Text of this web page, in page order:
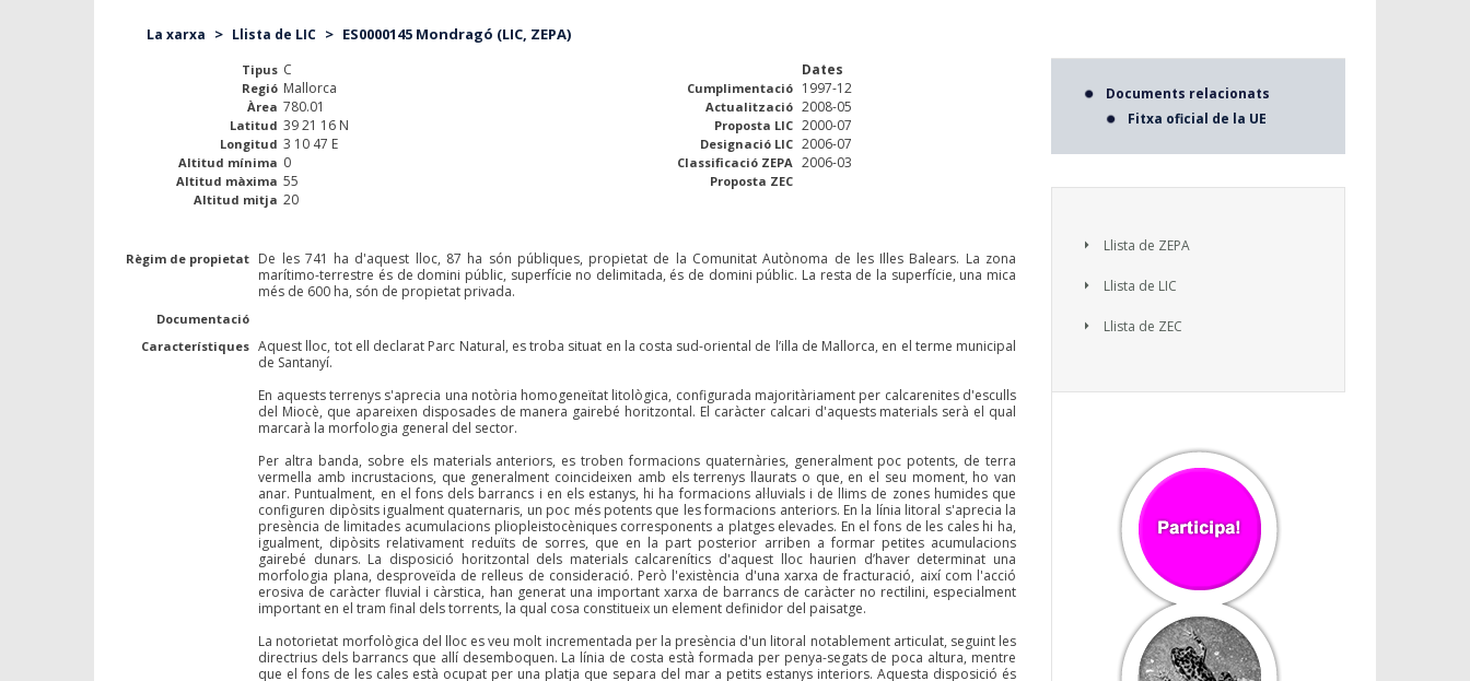
La xarxa > Llista de LIC > ES0000145 Mondragó (LIC, ZEPA)
Tipus C
Regió Mallorca
Àrea 780.01
Latitud 39 21 16 N
Longitud 3 10 47 E
Altitud mínima 0
Altitud màxima 55
Altitud mitja 20
Dates
Cumplimentació 1997-12
Actualització 2008-05
Proposta LIC 2000-07
Designació LIC 2006-07
Classificació ZEPA 2006-03
Proposta ZEC
Règim de propietat De les 741 ha d'aquest lloc, 87 ha són públiques, propietat de la Comunitat Autònoma de les Illes Balears. La zona
marítimo-terrestre és de domini públic, superfície no delimitada, és de domini públic. La resta de la superfície, una mica
més de 600 ha, són de propietat privada.
Documentació
Característiques Aquest lloc, tot ell declarat Parc Natural, es troba situat en la costa sud-oriental de l’illa de Mallorca, en el terme municipal
de Santanyí.
En aquests terrenys s'aprecia una notòria homogeneïtat litològica, configurada majoritàriament per calcarenites d'esculls
del Miocè, que apareixen disposades de manera gairebé horitzontal. El caràcter calcari d'aquests materials serà el qual
marcarà la morfologia general del sector.
Per altra banda, sobre els materials anteriors, es troben formacions quaternàries, generalment poc potents, de terra
vermella amb incrustacions, que generalment coincideixen amb els terrenys llaurats o que, en el seu moment, ho van
anar. Puntualment, en el fons dels barrancs i en els estanys, hi ha formacions al·luvials i de llims de zones humides que
configuren dipòsits igualment quaternaris, un poc més potents que les formacions anteriors. En la línia litoral s'aprecia la
presència de limitades acumulacions pliopleistocèniques corresponents a platges elevades. En el fons de les cales hi ha,
igualment, dipòsits relativament reduïts de sorres, que en la part posterior arriben a formar petites acumulacions
gairebé dunars. La disposició horitzontal dels materials calcarenítics d'aquest lloc haurien d’haver determinat una
morfologia plana, desproveïda de relleus de consideració. Però l'existència d'una xarxa de fracturació, així com l'acció
erosiva de caràcter fluvial i càrstica, han generat una important xarxa de barrancs de caràcter no rectilini, especialment
important en el tram final dels torrents, la qual cosa constitueix un element definidor del paisatge.
La notorietat morfològica del lloc es veu molt incrementada per la presència d'un litoral notablement articulat, seguint les
directrius dels barrancs que allí desemboquen. La línia de costa està formada per penya-segats de poca altura, mentre
que el fons de les cales està ocupat per una platja que separa del mar a petits estanys interiors. Aquesta disposició és
Documents relacionats
Fitxa oficial de la UE
Llista de ZEPA
Llista de LIC
Llista de ZEC